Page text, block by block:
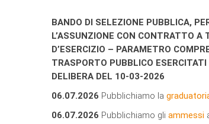
BANDO DI SELEZIONE PUBBLICA,
L’ASSUNZIONE CON CONTRATTO A
D’ESERCIZIO – PARAMETRO
TRASPORTO PUBBLICO
DELIBERA DEL 10-03-2026
06.07.2026 Pubblichiamo la
06.07.2026 Pubblichiamo gli ammessi